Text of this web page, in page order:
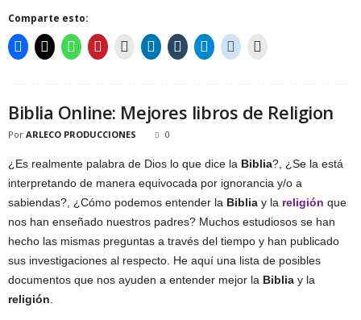
Comparte esto:
Biblia Online: Mejores libros de Religion
Por ARLECO PRODUCCIONES 0
¿Es realmente palabra de Dios lo que dice la Biblia?, ¿Se la está
interpretando de manera equivocada por ignorancia y/o a
sabiendas?, ¿Cómo podemos entender la Biblia y la religión que
nos han enseñado nuestros padres? Muchos estudiosos se han
hecho las mismas preguntas a través del tiempo y han publicado
sus investigaciones al respecto. He aquí una lista de posibles
documentos que nos ayuden a entender mejor la Biblia y la
religión